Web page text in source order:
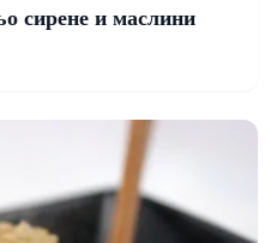
сирене и маслини